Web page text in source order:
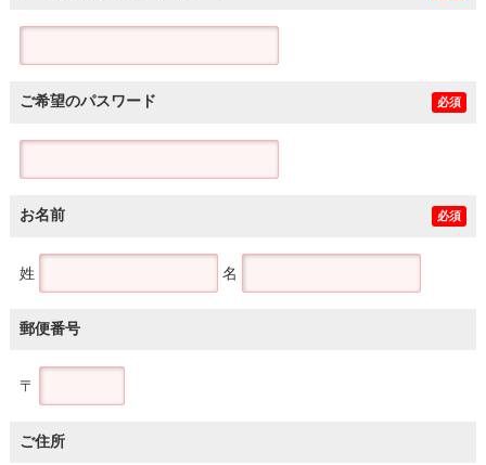
ご希望のパスワード 必須
お名前 必須
姓 名
郵便番号
〒
ご住所